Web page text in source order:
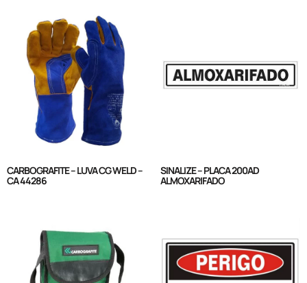
CARBOGRAFITE – LUVA CG WELD –
CA 44286
SINALIZE – PLACA 200AD
ALMOXARIFADO